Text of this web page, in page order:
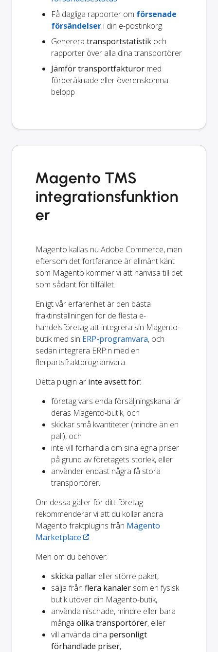
Få dagliga rapporter om försenade
försändelser i din e-postinkorg
Generera transportstatistik och
rapporter över alla dina transportörer
Jämför transportfakturor med
förberäknade eller överenskomna
belopp
Magento TMS
integrationsfunktion
er
Magento kallas nu Adobe Commerce, men
eftersom det fortfarande är allmänt känt
som Magento kommer vi att hänvisa till det
som sådant för tillfället.
Enligt vår erfarenhet är den bästa
fraktinställningen för de flesta e-
handelsföretag att integrera sin Magento-
butik med sin ERP-programvara, och
sedan integrera ERP:n med en
flerpartsfraktprogramvara.
Detta plugin är inte avsett för:
företag vars enda försäljningskanal är
deras Magento-butik, och
skickar små kvantiteter (mindre än en
pall), och
inte vill förhandla om sina egna priser
på grund av företagets storlek, eller
använder endast några få stora
transportörer.
Om dessa gäller för ditt företag
rekommenderar vi att du kollar andra
Magento fraktplugins från Magento
Marketplace
.
Men om du behöver:
skicka pallar eller större paket,
sälja från flera kanaler som en fysisk
butik utöver din Magento-butik,
använda nischade, mindre eller bara
många olika transportörer, eller
vill använda dina personligt
förhandlade priser,